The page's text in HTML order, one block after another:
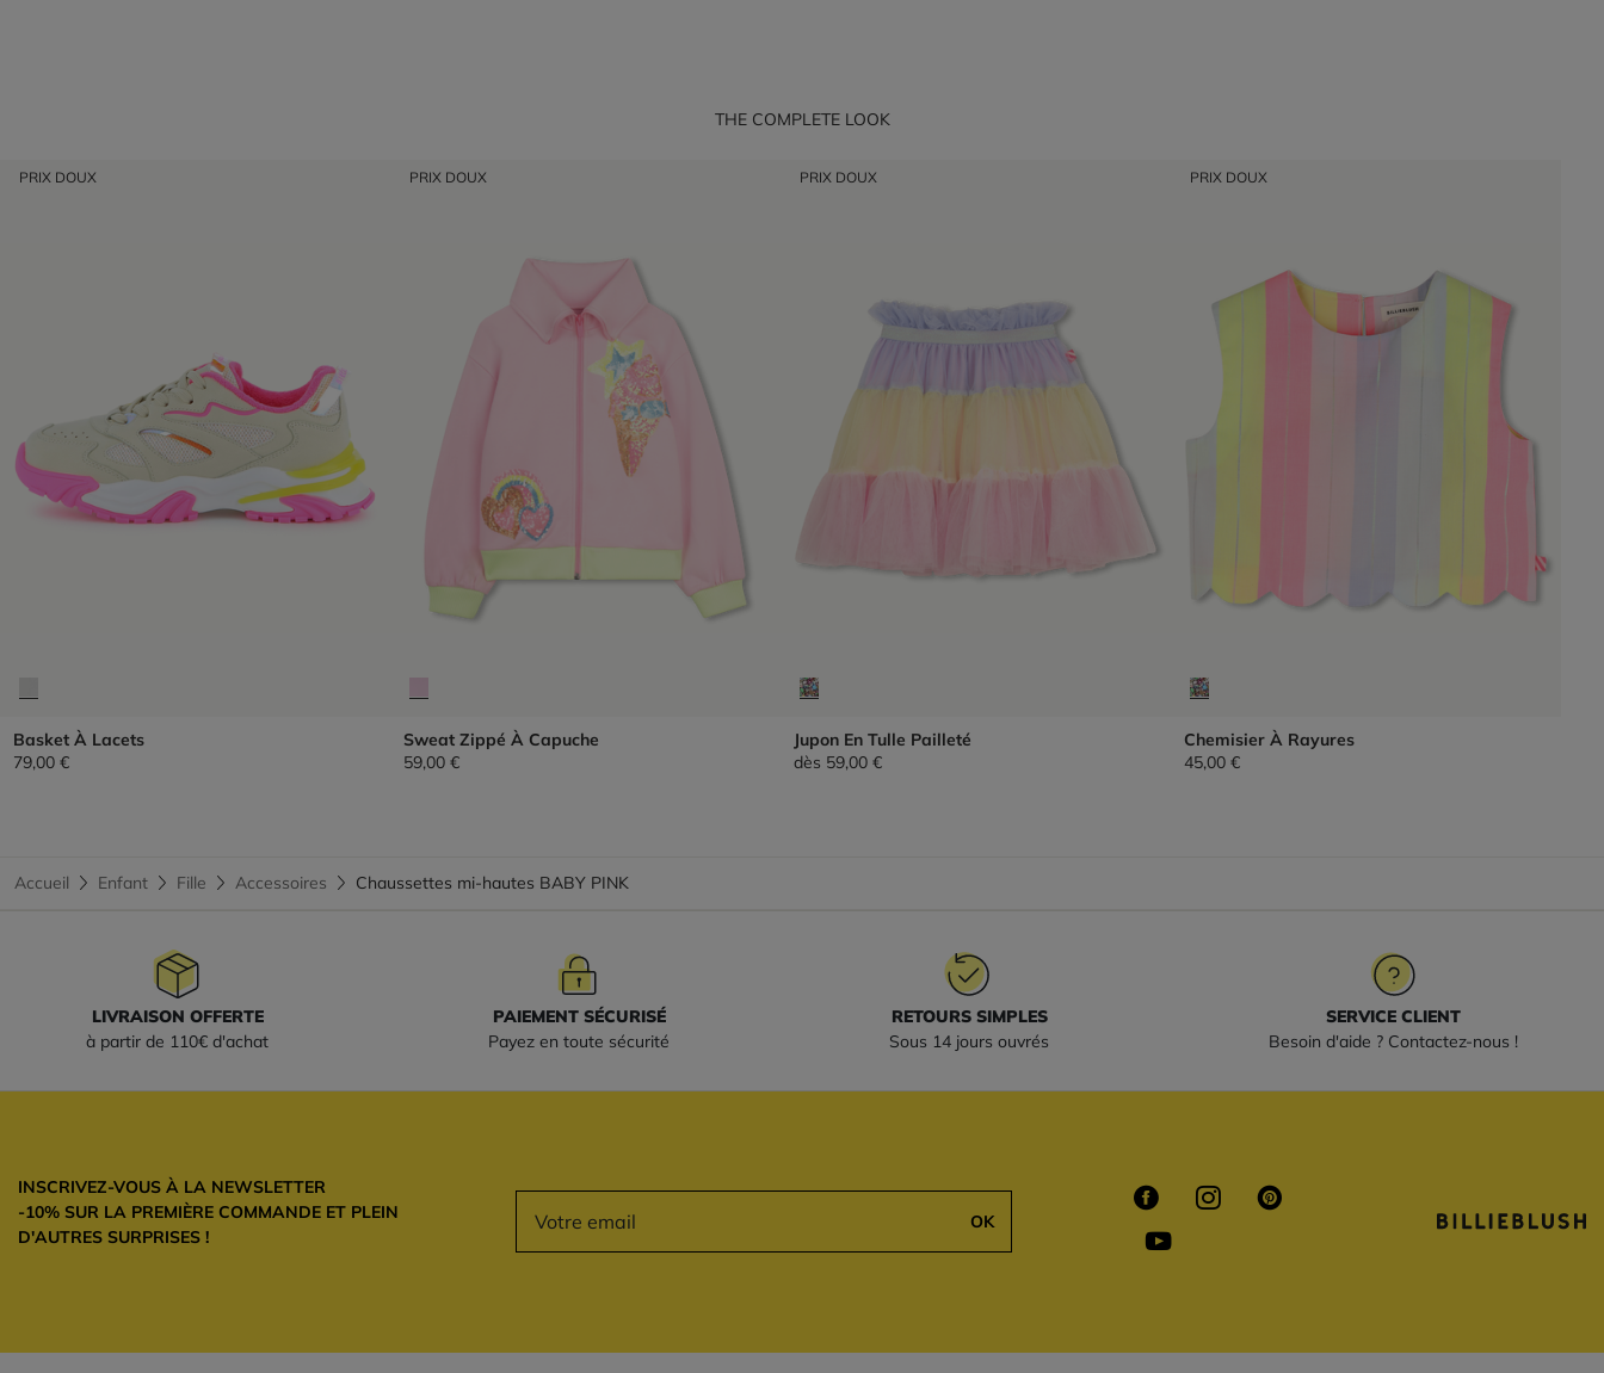
THE COMPLETE LOOK
PRIX DOUX
Basket À Lacets
79,00 €
PRIX DOUX
Sweat Zippé À Capuche
59,00 €
PRIX DOUX
Jupon En Tulle Pailleté
dès 59,00 €
PRIX DOUX
Chemisier À Rayures
45,00 €
Accueil Enfant Fille Accessoires Chaussettes mi-hautes BABY PINK
LIVRAISON OFFERTE
à partir de 110€ d'achat
PAIEMENT SÉCURISÉ
Payez en toute sécurité
RETOURS SIMPLES
Sous 14 jours ouvrés
SERVICE CLIENT
Besoin d'aide ? Contactez-nous !
INSCRIVEZ-VOUS À LA NEWSLETTER
-10% SUR LA PREMIÈRE COMMANDE ET PLEIN
D'AUTRES SURPRISES !
OK